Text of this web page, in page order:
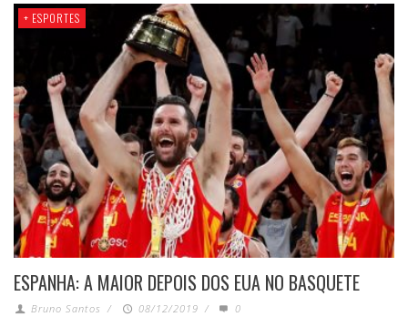
+ ESPORTES
ESPANHA: A MAIOR DEPOIS DOS EUA NO BASQUETE
Bruno Santos / 08/12/2019 / 0